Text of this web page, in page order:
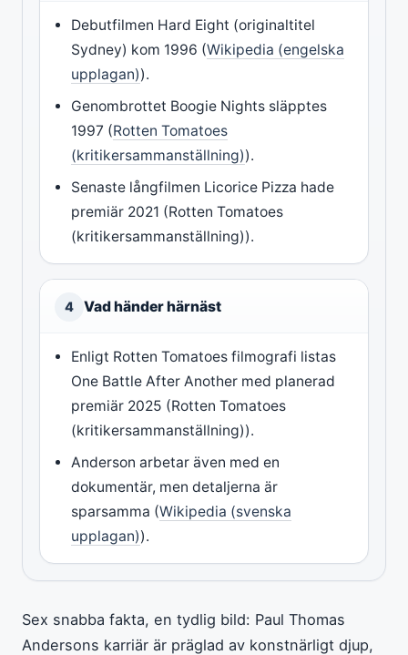
Debutfilmen Hard Eight (originaltitel
Sydney) kom 1996 (Wikipedia (engelska
upplagan)).
Genombrottet Boogie Nights släpptes
1997 (Rotten Tomatoes
(kritikersammanställning)).
Senaste långfilmen Licorice Pizza hade
premiär 2021 (Rotten Tomatoes
(kritikersammanställning)).
4 Vad händer härnäst
Enligt Rotten Tomatoes filmografi listas
One Battle After Another med planerad
premiär 2025 (Rotten Tomatoes
(kritikersammanställning)).
Anderson arbetar även med en
dokumentär, men detaljerna är
sparsamma (Wikipedia (svenska
upplagan)).
Sex snabba fakta, en tydlig bild: Paul Thomas
Andersons karriär är präglad av konstnärligt djup,